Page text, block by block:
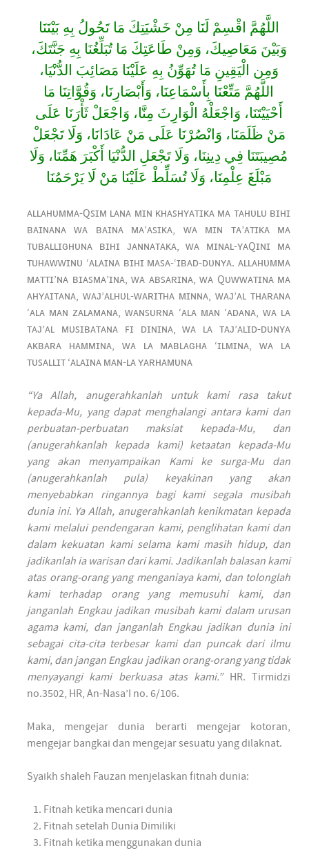
اللَّهُمَّ اقْسِمْ لَنَا مِنْ خَشْيَتِكَ مَا تَحُولُ بِهِ بَيْنَنَا
وَبَيْنَ مَعَاصِيكَ، وَمِنْ طَاعَتِكَ مَا تُبَلِّغُنَا بِهِ جَنَّتَكَ،
وَمِن الْيَقِينِ مَا تُهَوِّنُ بِهِ عَلَيْنَا مَصَائِبَ الدُّنْيَا،
اللَّهُمَّ مَتِّعْنَا بِأَسْمَاعِنَا، وَأَبْصَارِنَا، وَقُوَّاتِنَا مَا
أَحْيَيْتَنَا، وَاجْعَلْهُ الْوَارِثَ مِنَّا، وَاجْعَلْ ثَأْرَنَا عَلَى
مَنْ ظَلَمَنَا، وَانْصُرْنَا عَلَى مَنْ عَادَانَا، وَلَا تَجْعَلْ
مُصِيبَتَنَا فِي دِينِنَا، وَلَا تَجْعَلِ الدُّنْيَا أَكْبَرَ هَمِّنَا، وَلَا
مَبْلَغَ عِلْمِنَا، وَلَا تُسَلِّطْ عَلَيْنَا مَنْ لَا يَرْحَمُنَا
ᴀʟʟᴀʜᴜᴍᴍᴀ-Qꜱɪᴍ ʟᴀɴᴀ ᴍɪɴ ᴋʜᴀꜱʜʏᴀᴛɪᴋᴀ ᴍᴀ ᴛᴀʜᴜʟᴜ ʙɪʜɪ
ʙᴀɪɴᴀɴᴀ ᴡᴀ ʙᴀɪɴᴀ ᴍᴀ’ᴀꜱɪᴋᴀ, ᴡᴀ ᴍɪɴ ᴛᴀ’ᴀᴛɪᴋᴀ ᴍᴀ
ᴛᴜʙᴀʟʟɪɢʜᴜɴᴀ ʙɪʜɪ ᴊᴀɴɴᴀᴛᴀᴋᴀ, ᴡᴀ ᴍɪɴᴀʟ-ʏᴀQɪɴɪ ᴍᴀ
ᴛᴜʜᴀᴡᴡɪɴᴜ ‘ᴀʟᴀɪɴᴀ ʙɪʜɪ ᴍᴀꜱᴀ-‘ɪʙᴀᴅ-ᴅᴜɴʏᴀ. ᴀʟʟᴀʜᴜᴍᴍᴀ
ᴍᴀᴛᴛɪ’ɴᴀ ʙɪᴀꜱᴍᴀ’ɪɴᴀ, ᴡᴀ ᴀʙꜱᴀʀɪɴᴀ, ᴡᴀ Qᴜᴡᴡᴀᴛɪɴᴀ ᴍᴀ
ᴀʜʏᴀɪᴛᴀɴᴀ, ᴡᴀᴊ’ᴀʟʜᴜʟ-ᴡᴀʀɪᴛʜᴀ ᴍɪɴɴᴀ, ᴡᴀᴊ’ᴀʟ ᴛʜᴀʀᴀɴᴀ
‘ᴀʟᴀ ᴍᴀɴ ᴢᴀʟᴀᴍᴀɴᴀ, ᴡᴀɴꜱᴜʀɴᴀ ‘ᴀʟᴀ ᴍᴀɴ ‘ᴀᴅᴀɴᴀ, ᴡᴀ ʟᴀ
ᴛᴀᴊ’ᴀʟ ᴍᴜꜱɪʙᴀᴛᴀɴᴀ ꜰɪ ᴅɪɴɪɴᴀ, ᴡᴀ ʟᴀ ᴛᴀᴊ’ᴀʟɪᴅ-ᴅᴜɴʏᴀ
ᴀᴋʙᴀʀᴀ ʜᴀᴍᴍɪɴᴀ, ᴡᴀ ʟᴀ ᴍᴀʙʟᴀɢʜᴀ ‘ɪʟᴍɪɴᴀ, ᴡᴀ ʟᴀ
ᴛᴜꜱᴀʟʟɪᴛ ‘ᴀʟᴀɪɴᴀ ᴍᴀɴ-ʟᴀ ʏᴀʀʜᴀᴍᴜɴᴀ
“Ya Allah, anugerahkanlah untuk kami rasa takut
kepada-Mu, yang dapat menghalangi antara kami dan
perbuatan-perbuatan maksiat kepada-Mu, dan
(anugerahkanlah kepada kami) ketaatan kepada-Mu
yang akan menyampaikan Kami ke surga-Mu dan
(anugerahkanlah pula) keyakinan yang akan
menyebabkan ringannya bagi kami segala musibah
dunia ini. Ya Allah, anugerahkanlah kenikmatan kepada
kami melalui pendengaran kami, penglihatan kami dan
dalam kekuatan kami selama kami masih hidup, dan
jadikanlah ia warisan dari kami. Jadikanlah balasan kami
atas orang-orang yang menganiaya kami, dan tolonglah
kami terhadap orang yang memusuhi kami, dan
janganlah Engkau jadikan musibah kami dalam urusan
agama kami, dan janganlah Engkau jadikan dunia ini
sebagai cita-cita terbesar kami dan puncak dari ilmu
kami, dan jangan Engkau jadikan orang-orang yang tidak
menyayangi kami berkuasa atas kami.” HR. Tirmidzi
no.3502, HR, An-Nasa’I no. 6/106.
Maka, mengejar dunia berarti mengejar kotoran,
mengejar bangkai dan mengejar sesuatu yang dilaknat.
Syaikh shaleh Fauzan menjelaskan fitnah dunia:
Fitnah ketika mencari dunia
Fitnah setelah Dunia Dimiliki
Fitnah ketika menggunakan dunia